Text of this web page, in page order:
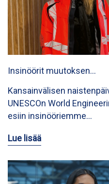
Insinöörit muutoksen…
Kansainvälisen
UNESCOn World
esiin insinööriemme…
Lue lisää